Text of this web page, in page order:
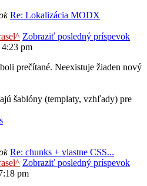
Re: Lokalizácia MODX
Zobraziť posledný príspevok
pm
šablóny (templaty, vzhľady) pre
Re: chunks + vlastne CSS...
Zobraziť posledný príspevok
pm